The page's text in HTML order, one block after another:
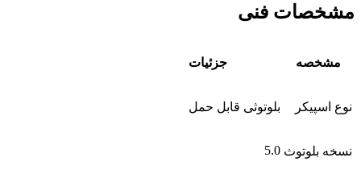
مشخصات فنی
مشخصه جزئیات
نوع اسپیکر بلوتوثی قابل حمل
نسخه بلوتوث 5.0